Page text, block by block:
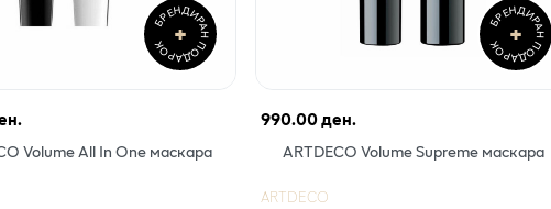
+
БРЕНДИРАН ПОДАРОК
Volume All In One маскара
+
БРЕНДИРАН ПОДАРОК
990.00 ден.
АRTDECO Volume Supreme маскара
ARTDECO